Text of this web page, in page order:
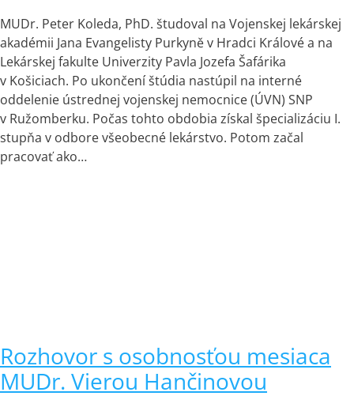
MUDr. Peter Koleda, PhD. študoval na Vojenskej lekárskej
akadémii Jana Evangelisty Purkyně v Hradci Králové a na
Lekárskej fakulte Univerzity Pavla Jozefa Šafárika
v Košiciach. Po ukončení štúdia nastúpil na interné
oddelenie ústrednej vojenskej nemocnice (ÚVN) SNP
v Ružomberku. Počas tohto obdobia získal špecializáciu I.
stupňa v odbore všeobecné lekárstvo. Potom začal
pracovať ako…
Rozhovor s osobnosťou mesiaca
MUDr. Vierou Hančinovou